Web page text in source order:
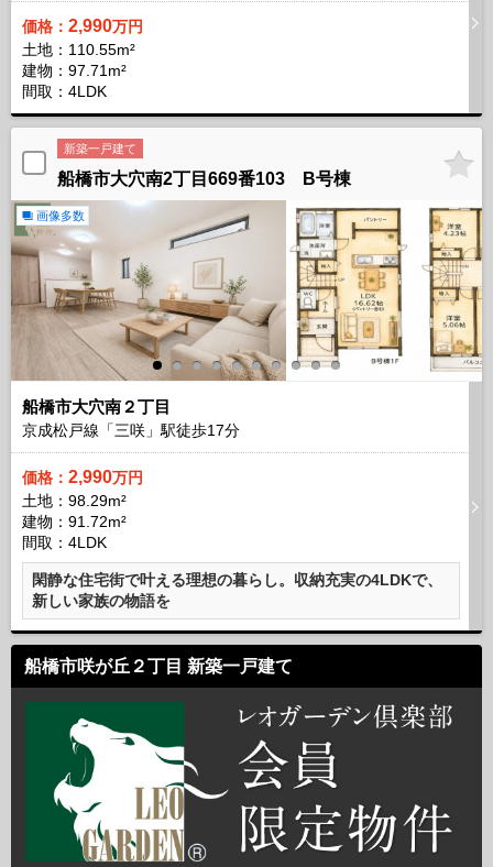
価格： 2,990万円
土地：110.55m²
建物：97.71m²
間取：4LDK
新築一戸建て
船橋市大穴南2丁目669番103 B号棟
画像多数
船橋市大穴南２丁目
京成松戸線「三咲」駅徒歩17分
価格： 2,990万円
土地：98.29m²
建物：91.72m²
間取：4LDK
閑静な住宅街で叶える理想の暮らし。収納充実の4LDKで、
新しい家族の物語を
船橋市咲が丘２丁目 新築一戸建て